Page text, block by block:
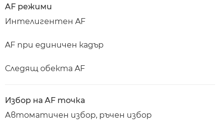
AF режими
Интелигентен AF
AF при единичен кадър
Следящ обекта AF
Избор на AF точка
Автоматичен избор, ръчен избор